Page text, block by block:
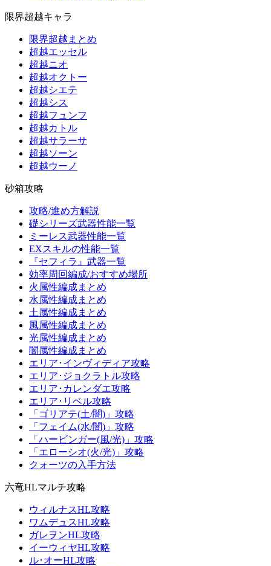
限界超越キャラ
限界超越まとめ
超越エッセル
超越ニオ
超越オクトー
超越シエテ
超越シス
超越フュンフ
超越カトル
超越サラーサ
超越ソーン
超越ウーノ
砂箱攻略
攻略/進め方解説
礎シリーズ武器性能一覧
ミーレス武器性能一覧
EXスキルの性能一覧
『セフィラ』武器一覧
効率周回編成/おすすめ場所
火属性編成まとめ
水属性編成まとめ
土属性編成まとめ
風属性編成まとめ
光属性編成まとめ
闇属性編成まとめ
エリア･インヴィディア攻略
エリア･ジョクラトル攻略
エリア･カレンダエ攻略
エリア･リベル攻略
「ゴリアテ(土/闇)」攻略
「フェイム(水/闇)」攻略
「ハービンガー(風/光)」攻略
「エローシオ(火/光)」攻略
クォーツの入手方法
六竜HLマルチ攻略
ウィルナスHL攻略
ワムデュスHL攻略
ガレヲンHL攻略
イーウィヤHL攻略
ル･オーHL攻略